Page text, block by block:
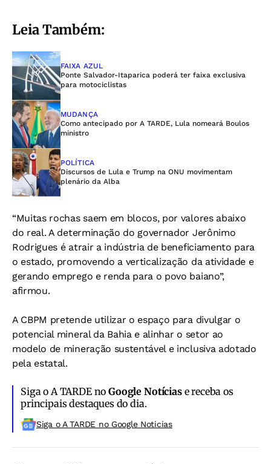
Leia Também:
FAIXA AZUL
Ponte Salvador-Itaparica poderá ter faixa exclusiva
para motociclistas
MUDANÇA
Como antecipado por A TARDE, Lula nomeará Boulos
ministro
POLÍTICA
Discursos de Lula e Trump na ONU movimentam
plenário da Alba
“Muitas rochas saem em blocos, por valores abaixo
do real. A determinação do governador Jerônimo
Rodrigues é atrair a indústria de beneficiamento para
o estado, promovendo a verticalização da atividade e
gerando emprego e renda para o povo baiano”,
afirmou.
A CBPM pretende utilizar o espaço para divulgar o
potencial mineral da Bahia e alinhar o setor ao
modelo de mineração sustentável e inclusiva adotado
pela estatal.
Siga o A TARDE noGoogle Notíciase receba os
principais destaques do dia.
Siga o A TARDE no Google Noticias